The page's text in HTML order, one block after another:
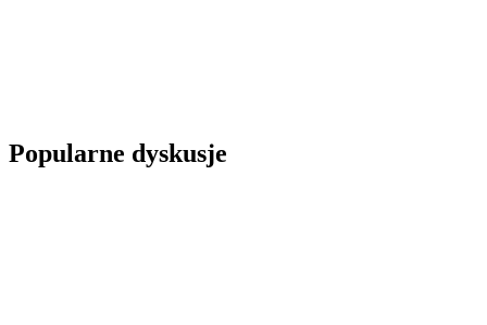
Popularne dyskusje